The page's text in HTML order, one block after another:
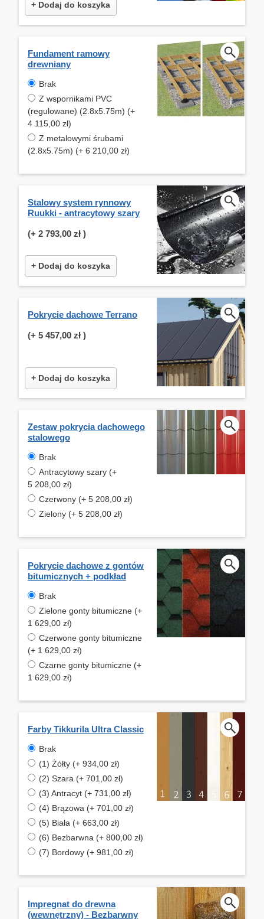
+ Dodaj do koszyka
Fundament ramowy
drewniany
Brak
Z wspornikami PVC
(regulowane) (2.8x5.75m) (+
4 115,00 zł)
Z metalowymi śrubami
(2.8x5.75m) (+ 6 210,00 zł)
Stalowy system rynnowy
Ruukki - antracytowy szary
(+ 2 793,00 zł )
+ Dodaj do koszyka
Pokrycie dachowe Terrano
(+ 5 457,00 zł )
+ Dodaj do koszyka
Zestaw pokrycia dachowego
stalowego
Brak
Antracytowy szary (+
5 208,00 zł)
Czerwony (+ 5 208,00 zł)
Zielony (+ 5 208,00 zł)
Pokrycie dachowe z gontów
bitumicznych + podkład
Brak
Zielone gonty bitumiczne (+
1 629,00 zł)
Czerwone gonty bitumiczne
(+ 1 629,00 zł)
Czarne gonty bitumiczne (+
1 629,00 zł)
Farby Tikkurila Ultra Classic
Brak
(1) Żółty (+ 934,00 zł)
(2) Szara (+ 701,00 zł)
(3) Antracyt (+ 731,00 zł)
(4) Brązowa (+ 701,00 zł)
(5) Biała (+ 663,00 zł)
(6) Bezbarwna (+ 800,00 zł)
(7) Bordowy (+ 981,00 zł)
Impregnat do drewna
(wewnętrzny) - Bezbarwny